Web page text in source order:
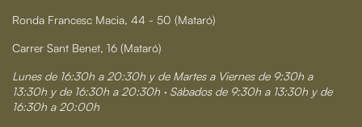
Ronda Francesc Macia, 44 - 50 (Mataró)
Carrer Sant Benet, 16 (Mataró)
Lunes de 16:30h a 20:30h y de Martes a Viernes de 9:30h a
13:30h y de 16:30h a 20:30h · Sábados de 9:30h a 13:30h y de
16:30h a 20:00h